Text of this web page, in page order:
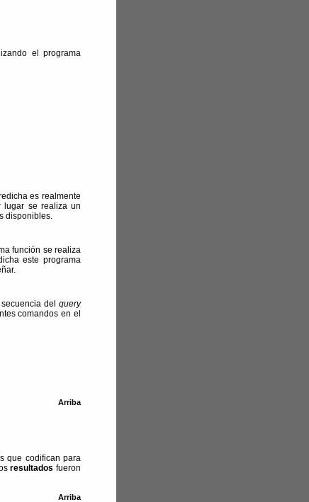
el programa
es realmente
lugar se realiza un
disponibles.
función se realiza
este programa
del query
comandos en el
Arriba
que codifican para
resultados fueron
Arriba